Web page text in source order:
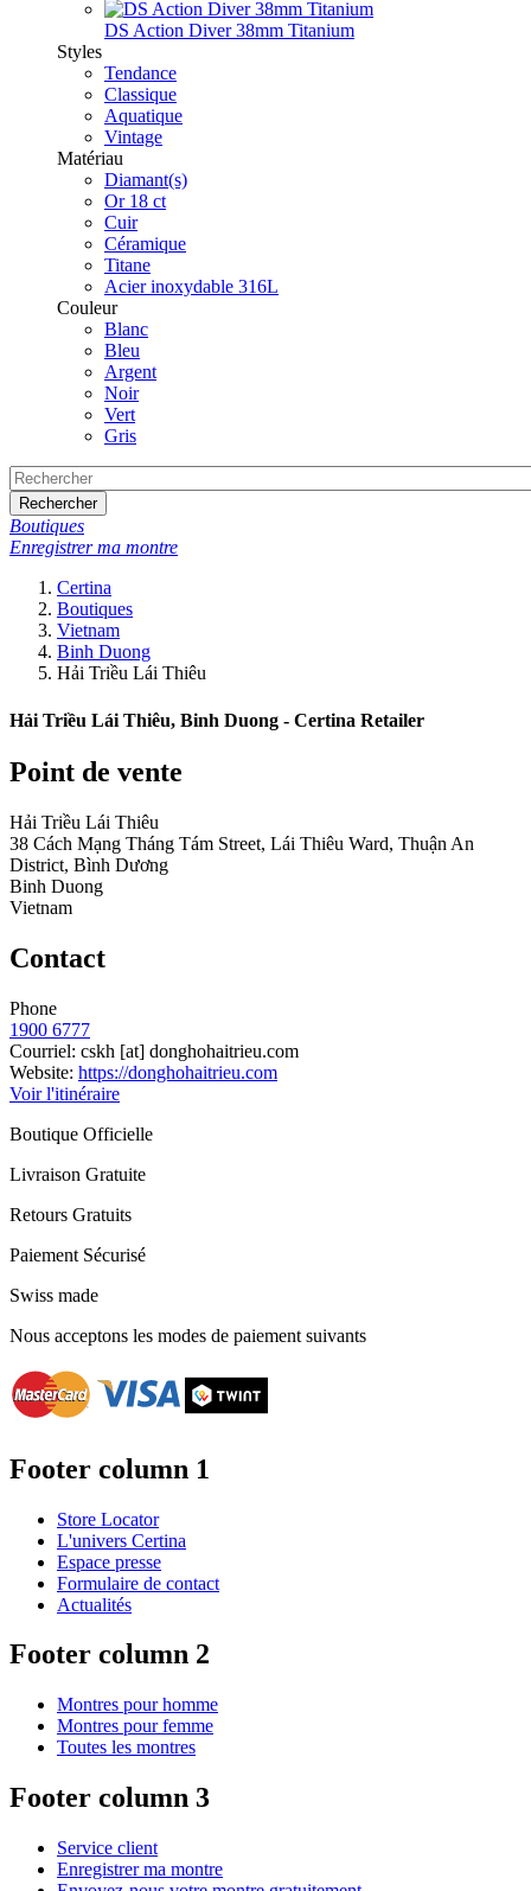
DS Action Diver 38mm Titanium
Styles
Tendance
Classique
Aquatique
Vintage
Matériau
Diamant(s)
Or 18 ct
Cuir
Céramique
Titane
Acier inoxydable 316L
Couleur
Blanc
Bleu
Argent
Noir
Vert
Gris
Rechercher
Boutiques
Enregistrer ma montre
Certina
Boutiques
Vietnam
Binh Duong
Hải Triều Lái Thiêu
Hải Triều Lái Thiêu, Binh Duong - Certina Retailer
Point de vente
Hải Triều Lái Thiêu
38 Cách Mạng Tháng Tám Street, Lái Thiêu Ward, Thuận An
District, Bình Dương
Binh Duong
Vietnam
Contact
Phone
1900 6777
Courriel: cskh [at] donghohaitrieu.com
Website: https://donghohaitrieu.com
Voir l'itinéraire
Boutique Officielle
Livraison Gratuite
Retours Gratuits
Paiement Sécurisé
Swiss made
Nous acceptons les modes de paiement suivants
Footer column 1
Store Locator
L'univers Certina
Espace presse
Formulaire de contact
Actualités
Footer column 2
Montres pour homme
Montres pour femme
Toutes les montres
Footer column 3
Service client
Enregistrer ma montre